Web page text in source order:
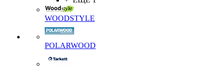
WOODSTYLE
POLARWOOD